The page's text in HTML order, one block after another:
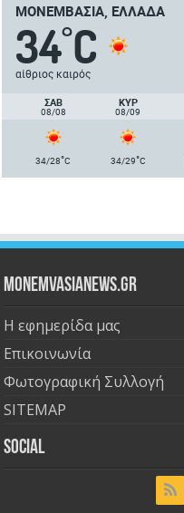
ΜΟΝΕΜΒΑΣΙΆ, ΕΛΛΆΔΑ
34°C
αίθριος καιρός
ΣΑΒ
08/08
ΚΥΡ
08/09
34/28°C 34/29°C
Monemvasianews.gr
Η εφημερίδα μας
Επικοινωνία
Φωτογραφική Συλλογή
SITEMAP
Social